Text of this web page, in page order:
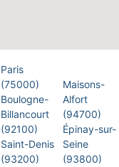
Paris
(75000)
Boulogne-
Billancourt
(92100)
Saint-Denis
(93200)
Maisons-
Alfort
(94700)
Épinay-sur-
Seine
(93800)